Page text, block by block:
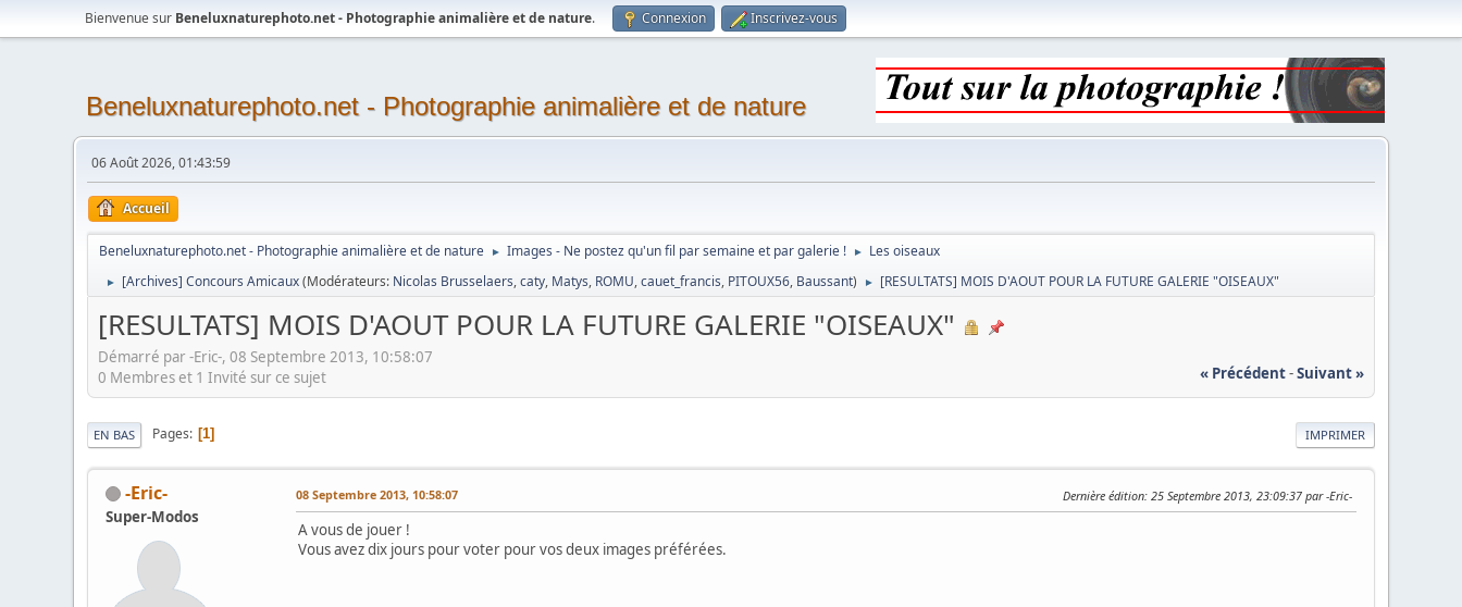
Bienvenue sur Beneluxnaturephoto.net - Photographie animalière et de nature. Connexion Inscrivez-vous
Beneluxnaturephoto.net - Photographie animalière et de nature
06 Août 2026, 01:43:59
Accueil
Beneluxnaturephoto.net - Photographie animalière et de nature ► Images - Ne postez qu'un fil par semaine et par galerie ! ► Les oiseaux
► [Archives] Concours Amicaux(Modérateurs: Nicolas Brusselaers,caty, Matys, ROMU,cauet_francis, PITOUX56, Baussant) ► [RESULTATS] MOIS D'AOUT POUR LA FUTURE GALERIE "OISEAUX"
[RESULTATS] MOIS D'AOUT POUR LA FUTURE GALERIE "OISEAUX"
Démarré par -Eric-, 08 Septembre 2013, 10:58:07
« Précédent-Suivant »
0 Membres et 1 Invité sur ce sujet
IMPRIMER
EN BAS Pages 1
-Eric-
Super-Modos
08 Septembre 2013, 10:58:07 Dernière édition: 25 Septembre 2013, 23:09:37 par -Eric-
A vous de jouer !
Vous avez dix jours pour voter pour vos deux images préférées.